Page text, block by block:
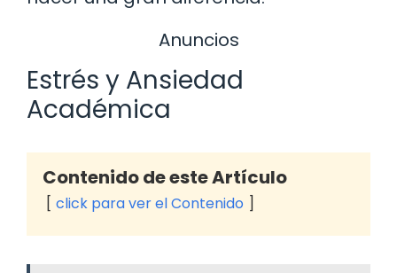
Anuncios
Estrés y Ansiedad
Académica
Contenido de este Artículo
click para ver el Contenido